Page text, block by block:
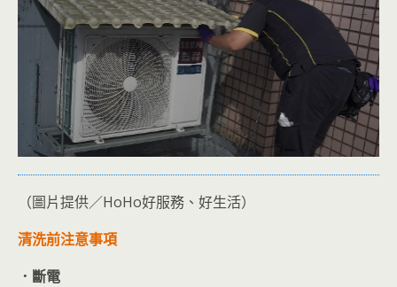
（圖片提供／HoHo好服務、好生活）
清洗前注意事項
．斷電